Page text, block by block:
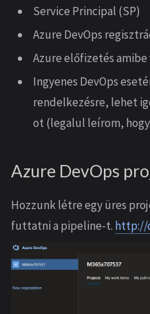
Service Principal (SP)
Azure DevOps
Azure előfizetés amibe
Ingyenes DevOps
rendelkezésre, lehet
ot (legalul leírom,
Azure DevOps
Hozzunk létre egy üres
futtatni a pipeline-t. http://